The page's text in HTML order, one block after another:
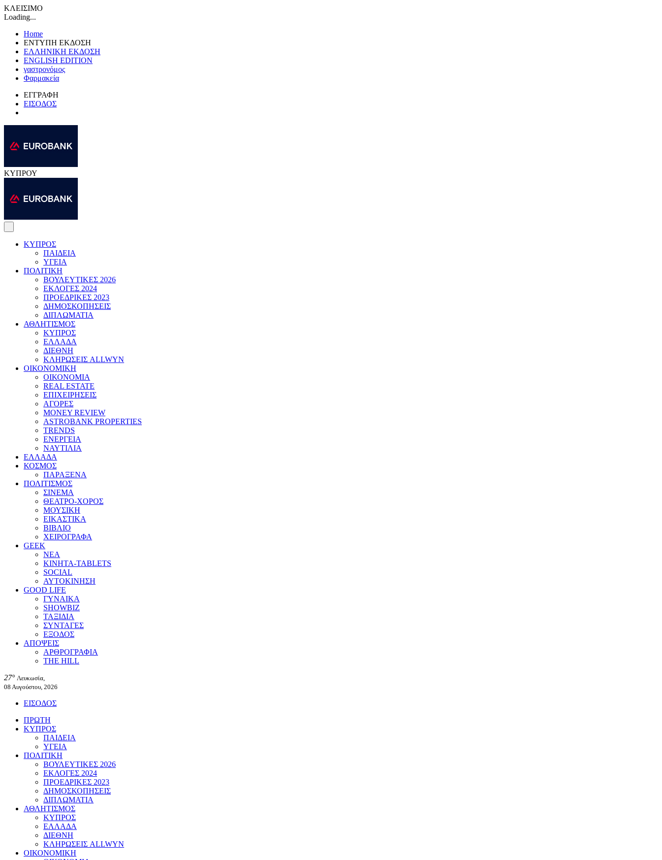
ΚΛΕΙΣΙΜΟ
Loading...
Home
ΕΝΤΥΠΗ ΕΚΔΟΣΗ
ΕΛΛΗΝΙΚΗ ΕΚΔΟΣΗ
ENGLISH EDITION
γαστρονόμος
Φαρμακεία
ΕΓΓΡΑΦΗ
ΕΙΣΟΔΟΣ
ΚΥΠΡΟΥ
ΚΥΠΡΟΣ
ΠΑΙΔΕΙΑ
ΥΓΕΙΑ
ΠΟΛΙΤΙΚΗ
ΒΟΥΛΕΥΤΙΚΕΣ 2026
ΕΚΛΟΓΕΣ 2024
ΠΡΟΕΔΡΙΚΕΣ 2023
ΔΗΜΟΣΚΟΠΗΣΕΙΣ
ΔΙΠΛΩΜΑΤΙΑ
ΑΘΛΗΤΙΣΜΟΣ
ΚΥΠΡΟΣ
ΕΛΛΑΔΑ
ΔΙΕΘΝΗ
ΚΛΗΡΩΣΕΙΣ ALLWYN
ΟΙΚΟΝΟΜΙΚΗ
ΟΙΚΟΝΟΜΙΑ
REAL ESTATE
ΕΠΙΧΕΙΡΗΣΕΙΣ
ΑΓΟΡΕΣ
MONEY REVIEW
ASTROBANK PROPERTIES
TRENDS
ΕΝΕΡΓΕΙΑ
ΝΑΥΤΙΛΙΑ
ΕΛΛΑΔΑ
ΚΟΣΜΟΣ
ΠΑΡΑΞΕΝΑ
ΠΟΛΙΤΙΣΜΟΣ
ΣΙΝΕΜΑ
ΘΕΑΤΡΟ-ΧΟΡΟΣ
ΜΟΥΣΙΚΗ
ΕΙΚΑΣΤΙΚΑ
ΒΙΒΛΙΟ
ΧΕΙΡΟΓΡΑΦΑ
GEEK
ΝΕΑ
ΚΙΝΗΤΑ-TABLETS
SOCIAL
ΑΥΤΟΚΙΝΗΣΗ
GOOD LIFE
ΓΥΝΑΙΚΑ
SHOWBIZ
ΤΑΞΙΔΙΑ
ΣΥΝΤΑΓΕΣ
ΕΞΟΔΟΣ
ΑΠΟΨΕΙΣ
ΑΡΘΡΟΓΡΑΦΙΑ
THE HILL
27° Λευκωσία,
08 Αυγούστου, 2026
ΕΙΣΟΔΟΣ
ΠΡΩΤΗ
ΚΥΠΡΟΣ
ΠΑΙΔΕΙΑ
ΥΓΕΙΑ
ΠΟΛΙΤΙΚΗ
ΒΟΥΛΕΥΤΙΚΕΣ 2026
ΕΚΛΟΓΕΣ 2024
ΠΡΟΕΔΡΙΚΕΣ 2023
ΔΗΜΟΣΚΟΠΗΣΕΙΣ
ΔΙΠΛΩΜΑΤΙΑ
ΑΘΛΗΤΙΣΜΟΣ
ΚΥΠΡΟΣ
ΕΛΛΑΔΑ
ΔΙΕΘΝΗ
ΚΛΗΡΩΣΕΙΣ ALLWYN
ΟΙΚΟΝΟΜΙΚΗ